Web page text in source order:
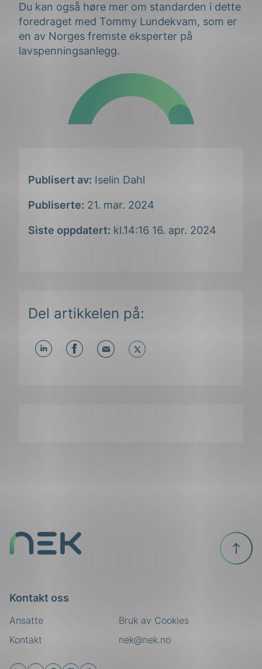
Du kan også høre mer om standarden i dette
foredraget med Tommy Lundekvam, som er
en av Norges fremste eksperter på
lavspenningsanlegg.
Publisert av: Iselin Dahl
Publiserte: 21. mar. 2024
Siste oppdatert: kl.14:16 16. apr. 2024
Del artikkelen på:
Kontakt oss
Ansatte
nek@nek.no
Kontakt
Bruk av Cookies
Til
toppen